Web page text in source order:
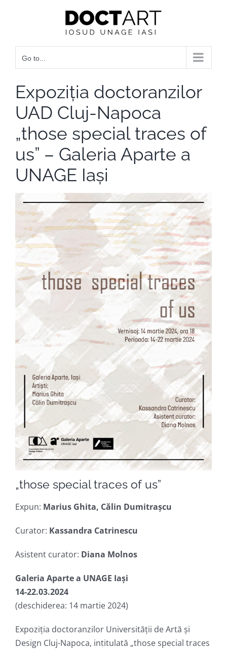
Go to...
Expoziția doctoranzilor
UAD Cluj-Napoca
„those special traces of
us” – Galeria Aparte a
UNAGE Iași
„those special traces of us”
Expun: Marius Ghita, Călin Dumitrașcu
Curator: Kassandra Catrinescu
Asistent curator: Diana Molnos
Galeria Aparte a UNAGE Iași
14-22.03.2024
(deschiderea: 14 martie 2024)
Expoziția doctoranzilor Universității de Artă și
Design Cluj-Napoca, intitulată „those special traces